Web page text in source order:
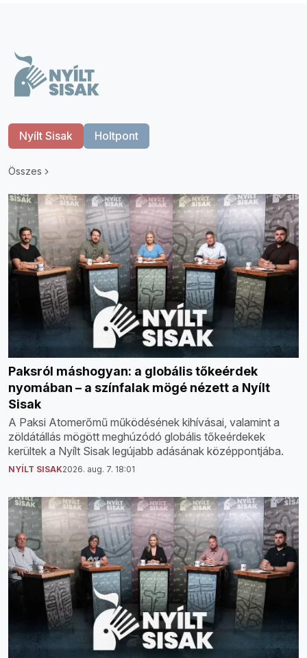
Nyílt Sisak Holtpont
Összes
Paksról máshogyan: a globális tőkeérdek
nyomában – a színfalak mögé nézett a Nyílt
Sisak
A Paksi Atomerőmű működésének kihívásai, valamint a
zöldátállás mögött meghúzódó globális tőkeérdekek
kerültek a Nyílt Sisak legújabb adásának középpontjába.
NYÍLT SISAK2026. aug. 7. 18:01